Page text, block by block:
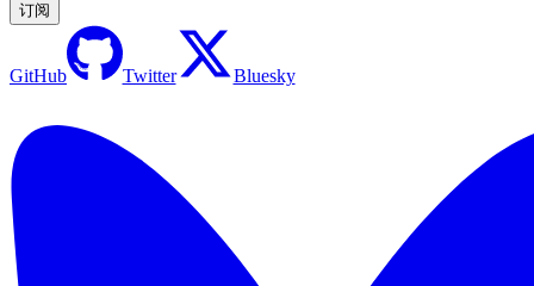
订阅
GitHub Twitter Bluesky